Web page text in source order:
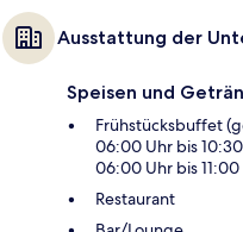
Ausstattung der
Speisen und
Frühstücksbuffet
06:00 Uhr bis
06:00 Uhr bis
Restaurant